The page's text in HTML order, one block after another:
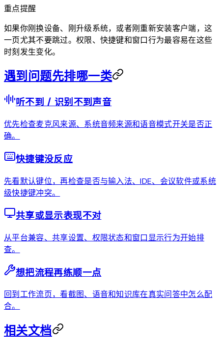
重点提醒
如果你刚换设备、刚升级系统，或者刚重新安装客户端，这
一页尤其不要跳过。权限、快捷键和窗口行为最容易在这些
时刻发生变化。
遇到问题先排哪一类
听不到 / 识别不到声音
优先检查麦克风来源、系统音频来源和语音模式开关是否正
确。
快捷键没反应
先看默认键位，再检查是否与输入法、IDE、会议软件或系统
级快捷键冲突。
共享或显示表现不对
从平台兼容、共享设置、权限状态和窗口显示行为开始排
查。
想把流程再练顺一点
回到工作流页，看截图、语音和知识库在真实问答中怎么配
合。
相关文档